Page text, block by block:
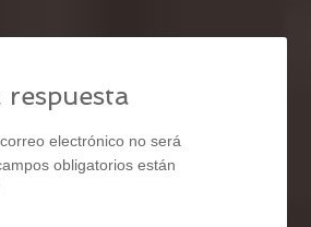
respuesta
electrónico no será
obligatorios están